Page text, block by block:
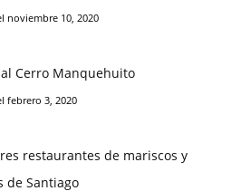
noviembre 10, 2020
Cerro Manquehuito
febrero 3, 2020
restaurantes de mariscos y
de Santiago